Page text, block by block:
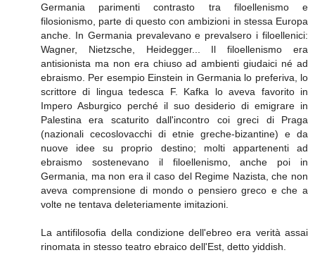
Germania parimenti contrasto tra filoellenismo e
filosionismo, parte di questo con ambizioni in stessa Europa
anche. In Germania prevalevano e prevalsero i filoellenici:
Wagner, Nietzsche, Heidegger... Il filoellenismo era
antisionista ma non era chiuso ad ambienti giudaici né ad
ebraismo. Per esempio Einstein in Germania lo preferiva, lo
scrittore di lingua tedesca F. Kafka lo aveva favorito in
Impero Asburgico perché il suo desiderio di emigrare in
Palestina era scaturito dall'incontro coi greci di Praga
(nazionali cecoslovacchi di etnie greche-bizantine) e da
nuove idee su proprio destino; molti appartenenti ad
ebraismo sostenevano il filoellenismo, anche poi in
Germania, ma non era il caso del Regime Nazista, che non
aveva comprensione di mondo o pensiero greco e che a
volte ne tentava deleteriamente imitazioni.
La antifilosofia della condizione dell'ebreo era verità assai
rinomata in stesso teatro ebraico dell'Est, detto yiddish.